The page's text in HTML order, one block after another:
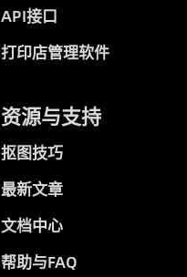
API接口
打印店管理软件
资源与支持
抠图技巧
最新文章
文档中心
帮助与FAQ